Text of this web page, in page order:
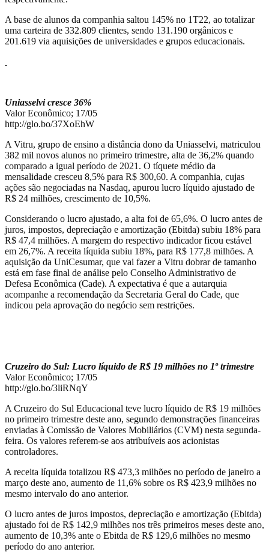
A base de alunos da companhia saltou 145% no 1T22, ao totalizar
uma carteira de 332.809 clientes, sendo 131.190 orgânicos e
201.619 via aquisições de universidades e grupos educacionais.
Uniasselvi cresce 36%
Valor Econômico; 17/05
http://glo.bo/37XoEhW
A Vitru, grupo de ensino a distância dono da Uniasselvi, matriculou
382 mil novos alunos no primeiro trimestre, alta de 36,2% quando
comparado a igual período de 2021. O tíquete médio da
mensalidade cresceu 8,5% para R$ 300,60. A companhia, cujas
ações são negociadas na Nasdaq, apurou lucro líquido ajustado de
R$ 24 milhões, crescimento de 10,5%.
Considerando o lucro ajustado, a alta foi de 65,6%. O lucro antes de
juros, impostos, depreciação e amortização (Ebitda) subiu 18% para
R$ 47,4 milhões. A margem do respectivo indicador ficou estável
em 26,7%. A receita líquida subiu 18%, para R$ 177,8 milhões. A
aquisição da UniCesumar, que vai fazer a Vitru dobrar de tamanho
está em fase final de análise pelo Conselho Administrativo de
Defesa Econômica (Cade). A expectativa é que a autarquia
acompanhe a recomendação da Secretaria Geral do Cade, que
indicou pela aprovação do negócio sem restrições.
Cruzeiro do Sul: Lucro líquido de R$ 19 milhões no 1º trimestre
Valor Econômico; 17/05
http://glo.bo/3liRNqY
A Cruzeiro do Sul Educacional teve lucro líquido de R$ 19 milhões
no primeiro trimestre deste ano, segundo demonstrações financeiras
enviadas à Comissão de Valores Mobiliários (CVM) nesta segunda-
feira. Os valores referem-se aos atribuíveis aos acionistas
controladores.
A receita líquida totalizou R$ 473,3 milhões no período de janeiro a
março deste ano, aumento de 11,6% sobre os R$ 423,9 milhões no
mesmo intervalo do ano anterior.
O lucro antes de juros impostos, depreciação e amortização (Ebitda)
ajustado foi de R$ 142,9 milhões nos três primeiros meses deste ano,
aumento de 10,3% ante o Ebitda de R$ 129,6 milhões no mesmo
período do ano anterior.